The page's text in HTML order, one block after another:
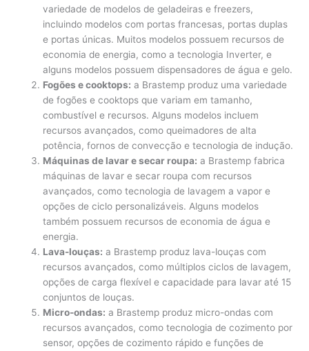
variedade de modelos de geladeiras e freezers,
incluindo modelos com portas francesas, portas duplas
e portas únicas. Muitos modelos possuem recursos de
economia de energia, como a tecnologia Inverter, e
alguns modelos possuem dispensadores de água e gelo.
Fogões e cooktops: a Brastemp produz uma variedade
de fogões e cooktops que variam em tamanho,
combustível e recursos. Alguns modelos incluem
recursos avançados, como queimadores de alta
potência, fornos de convecção e tecnologia de indução.
Máquinas de lavar e secar roupa: a Brastemp fabrica
máquinas de lavar e secar roupa com recursos
avançados, como tecnologia de lavagem a vapor e
opções de ciclo personalizáveis. Alguns modelos
também possuem recursos de economia de água e
energia.
Lava-louças: a Brastemp produz lava-louças com
recursos avançados, como múltiplos ciclos de lavagem,
opções de carga flexível e capacidade para lavar até 15
conjuntos de louças.
Micro-ondas: a Brastemp produz micro-ondas com
recursos avançados, como tecnologia de cozimento por
sensor, opções de cozimento rápido e funções de